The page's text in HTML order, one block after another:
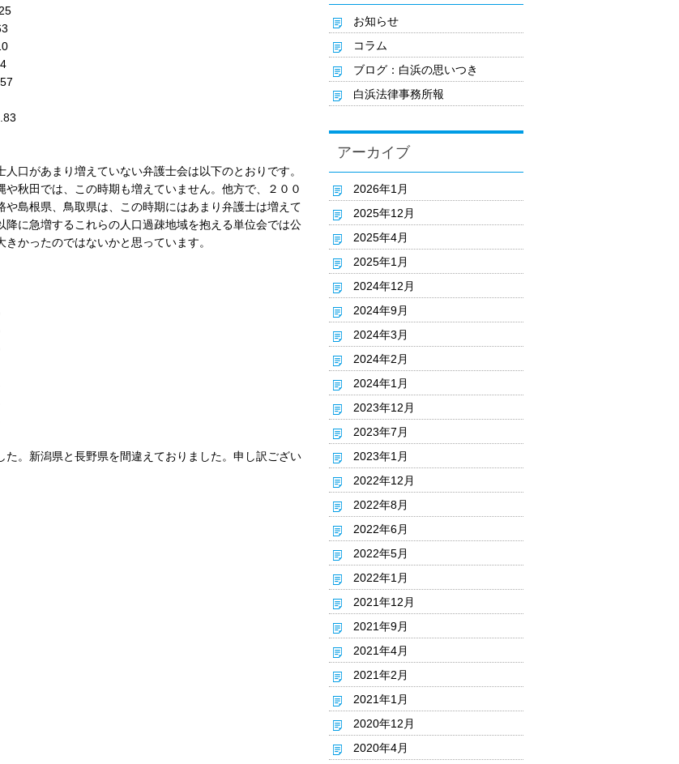
口があまり増えていない弁護士会は以下のとおりです。
秋田では、この時期も増えていません。他方で、２００
島根県、鳥取県は、この時期にはあまり弁護士は増えて
に急増するこれらの人口過疎地域を抱える単位会では公
かったのではないかと思っています。
新潟県と長野県を間違えておりました。申し訳ござい
お知らせ
コラム
ブログ：白浜の思いつき
白浜法律事務所報
アーカイブ
2026年1月
2025年12月
2025年4月
2025年1月
2024年12月
2024年9月
2024年3月
2024年2月
2024年1月
2023年12月
2023年7月
2023年1月
2022年12月
2022年8月
2022年6月
2022年5月
2022年1月
2021年12月
2021年9月
2021年4月
2021年2月
2021年1月
2020年12月
2020年4月